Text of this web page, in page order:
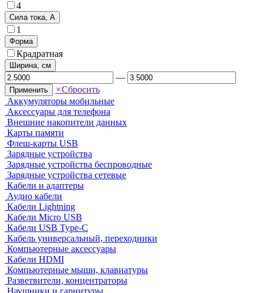
4
Сила тока, А
1
Форма
Крадратная
Ширина, см
—
Применить ×Сбросить
Аккумуляторы мобильные
Аксессуары для телефона
Внешние накопители данных
Карты памяти
Флеш-карты USB
Зарядные устройства
Зарядные устройства беспроводные
Зарядные устройства сетевые
Кабели и адаптеры
Аудио кабели
Кабели Lightning
Кабели Micro USB
Кабели USB Type-C
Кабель универсальный, переходники
Компьютерные аксессуары
Кабели HDMI
Компьютерные мыши, клавиатуры
Разветвители, концентраторы